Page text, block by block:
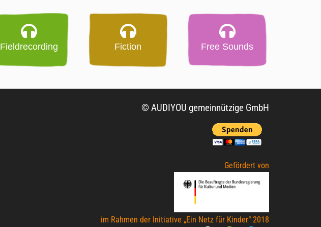
Fieldrecording Fiction Free Sounds
© AUDIYOU gemeinnützige GmbH
Gefördert von
im Rahmen der Initiative „Ein Netz für Kinder“ 2018